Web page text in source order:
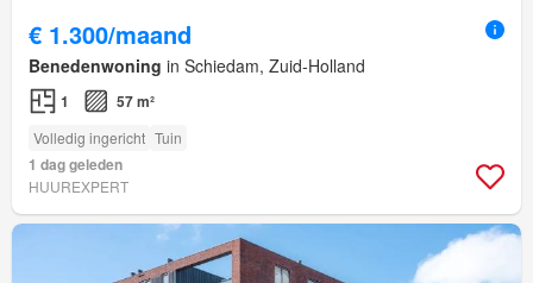
€ 1.300/maand
Benedenwoning in Schiedam, Zuid-Holland
1 57 m²
Volledig ingericht Tuin
1 dag geleden
HUUREXPERT